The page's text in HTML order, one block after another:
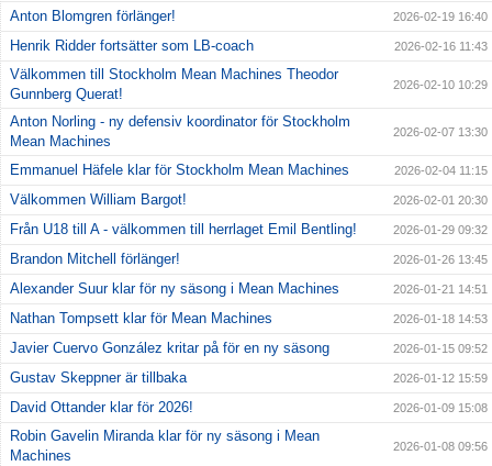
Anton Blomgren förlänger! 2026-02-19 16:40
Henrik Ridder fortsätter som LB-coach 2026-02-16 11:43
Välkommen till Stockholm Mean Machines Theodor
Gunnberg Querat!
2026-02-10 10:29
Anton Norling - ny defensiv koordinator för Stockholm
Mean Machines
2026-02-07 13:30
Emmanuel Häfele klar för Stockholm Mean Machines 2026-02-04 11:15
Välkommen William Bargot! 2026-02-01 20:30
Från U18 till A - välkommen till herrlaget Emil Bentling! 2026-01-29 09:32
Brandon Mitchell förlänger! 2026-01-26 13:45
Alexander Suur klar för ny säsong i Mean Machines 2026-01-21 14:51
Nathan Tompsett klar för Mean Machines 2026-01-18 14:53
Javier Cuervo González kritar på för en ny säsong 2026-01-15 09:52
Gustav Skeppner är tillbaka 2026-01-12 15:59
David Ottander klar för 2026! 2026-01-09 15:08
Robin Gavelin Miranda klar för ny säsong i Mean
Machines
2026-01-08 09:56